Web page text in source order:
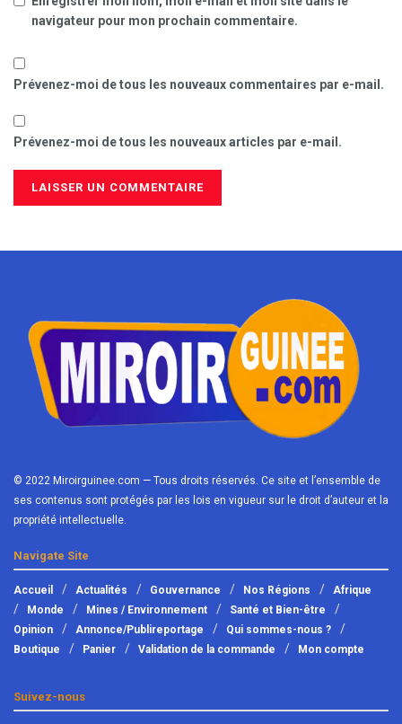
navigateur pour mon prochain commentaire.
Prévenez-moi de tous les nouveaux commentaires par e-mail.
Prévenez-moi de tous les nouveaux articles par e-mail.
© 2022 Miroirguinee.com — Tous droits réservés. Ce site et l’ensemble de
ses contenus sont protégés par les lois en vigueur sur le droit d’auteur et la
propriété intellectuelle.
Navigate Site
Accueil Actualités Gouvernance Nos Régions
Afrique
Monde
Mines / Environnement
Santé et Bien-être
Opinion
Annonce/Publireportage
Qui sommes-nous ?
Boutique
Panier Validation de la commande Mon compte
Suivez-nous